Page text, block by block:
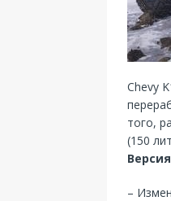
Chevy
того,
(150
–